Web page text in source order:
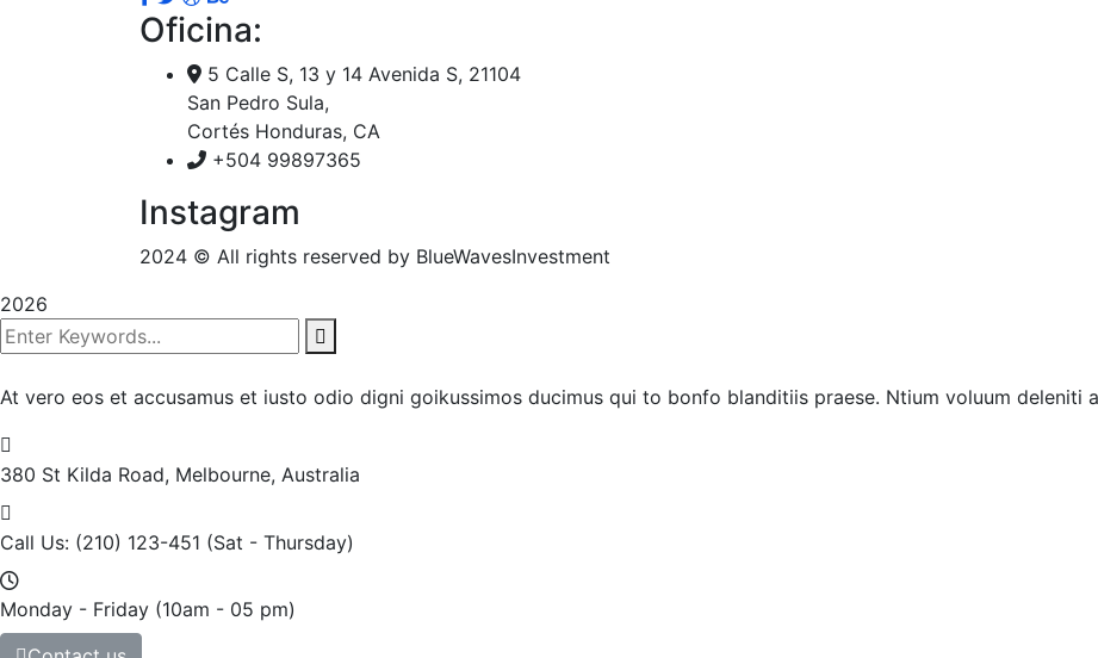
Oficina:
5 Calle S, 13 y 14 Avenida S, 21104
San Pedro Sula,
Cortés Honduras, CA
+504 99897365
Instagram
2024 © All rights reserved by BlueWavesInvestment
2026
At vero eos et accusamus et iusto odio digni goikussimos ducimus qui to bonfo blanditiis praese. Ntium voluum deleniti
380 St Kilda Road, Melbourne, Australia
Call Us: (210) 123-451 (Sat - Thursday)
Monday - Friday (10am - 05 pm)